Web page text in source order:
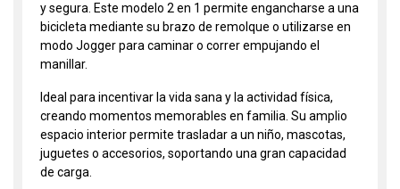
y segura. Este modelo 2 en 1 permite engancharse a una
bicicleta mediante su brazo de remolque o utilizarse en
modo Jogger para caminar o correr empujando el
manillar.
Ideal para incentivar la vida sana y la actividad física,
creando momentos memorables en familia. Su amplio
espacio interior permite trasladar a un niño, mascotas,
juguetes o accesorios, soportando una gran capacidad
de carga.